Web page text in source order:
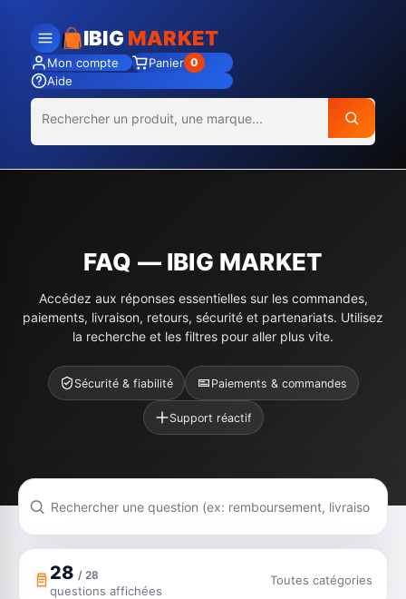
IBIG MARKET
Mon compte Panier 0
Aide
FAQ — IBIG MARKET
Accédez aux réponses essentielles sur les commandes,
paiements, livraison, retours, sécurité et partenariats. Utilisez
la recherche et les filtres pour aller plus vite.
Sécurité & fiabilité Paiements & commandes
Support réactif
28 / 28
questions affichées
Toutes catégories